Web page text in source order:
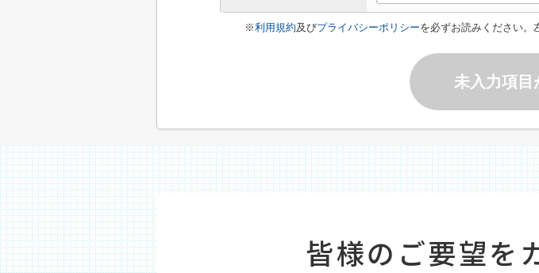
※利用規約及びプライバシーポリシーを必ずお読みください。
未入力項目
皆様のご要望を